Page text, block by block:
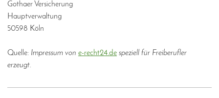
Gothaer Versicherung
Hauptverwaltung
50598 Köln
Quelle: Impressum von e-recht24.de speziell für Freiberufler
erzeugt.